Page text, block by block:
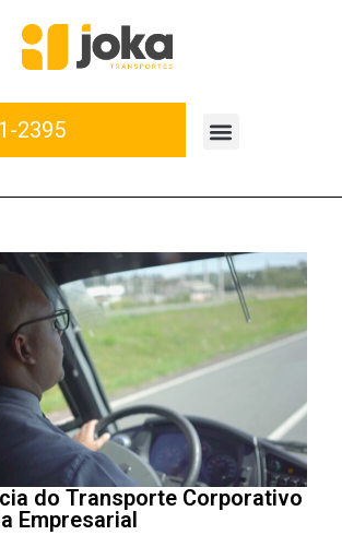
2395
do Transporte Corporativo
Empresarial